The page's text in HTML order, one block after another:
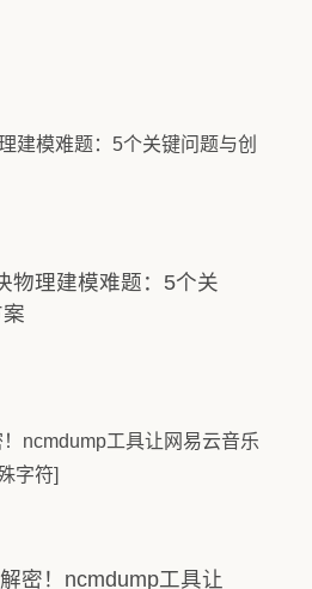
物理建模难题：5个关
密！ncmdump工具让